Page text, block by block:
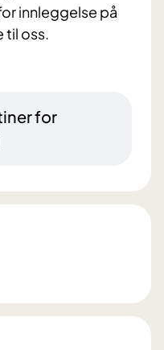
innleggelse på
til oss.
for